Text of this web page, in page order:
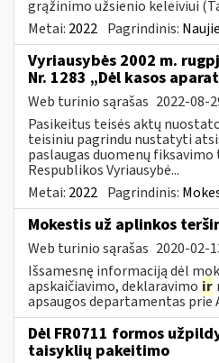
grąžinimo užsienio keleiviui
Metai: 2022 Pagrindinis:
Vyriausybės 2002 m.
Nr. 1283 „Dėl kasos
Web turinio sąrašas 2022-08-
Pasikeitus teisės aktų
teisiniu pagrindu nustatyti
paslaugas duomenų
Respublikos Vyriausybė...
Metai: 2022 Pagrindinis:
Mokestis už aplinkos
Web turinio sąrašas 2020-02-
Išsamesnę informaciją dėl
apskaičiavimo, deklaravimo ir
apsaugos departamentas prie
Dėl FR0711 formos
taisyklių pakeitimo